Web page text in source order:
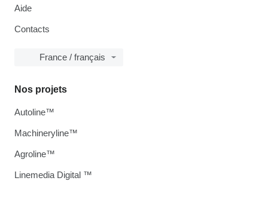
Aide
Contacts
France / français
Nos projets
Autoline™
Machineryline™
Agroline™
Linemedia Digital ™